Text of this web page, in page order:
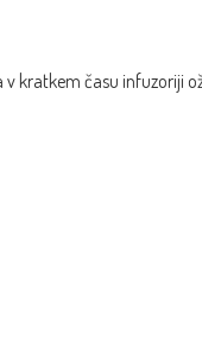
kratkem času infuzoriji